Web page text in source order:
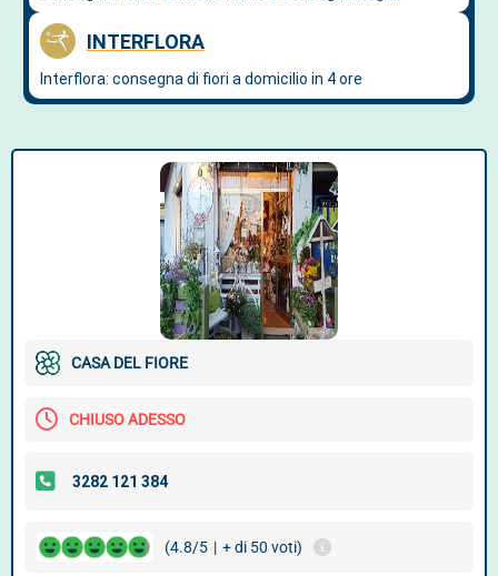
CASA DEL FIORE
CHIUSO ADESSO
(4.8/5 | + di 50 voti)